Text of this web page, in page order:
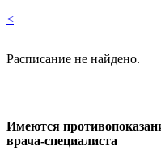
<
Расписание не найдено.
Имеются
врача-специалиста